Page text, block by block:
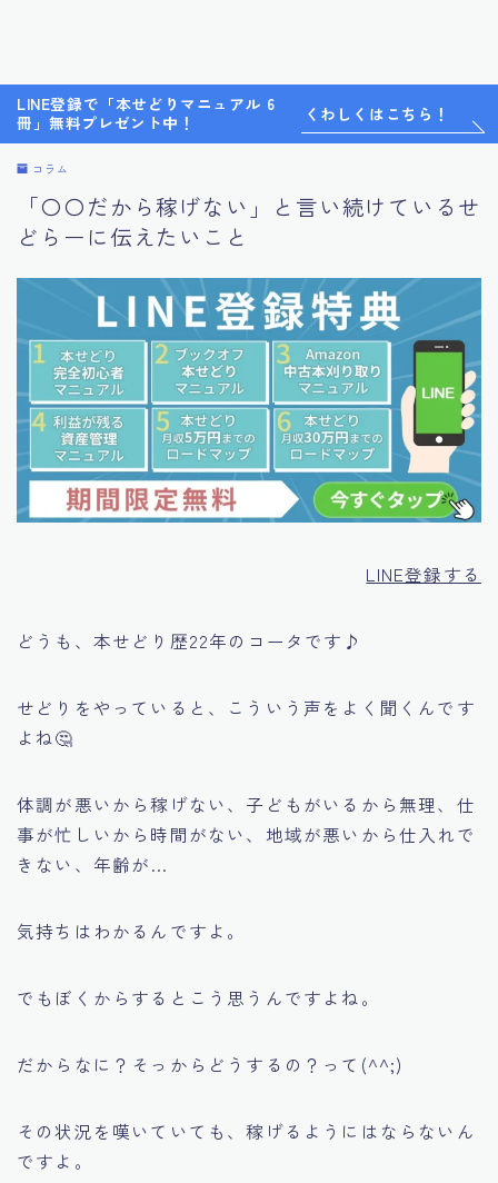
LINE登録で「本せどりマニュアル 6
冊」無料プレゼント中！
くわしくはこちら！
コラム
「〇〇だから稼げない」と言い続けているせ
どらーに伝えたいこと
LINE登録する
どうも、本せどり歴22年のコータです♪
せどりをやっていると、こういう声をよく聞くんです
よね🤔
体調が悪いから稼げない、子どもがいるから無理、仕
事が忙しいから時間がない、地域が悪いから仕入れで
きない、年齢が…
気持ちはわかるんですよ。
でもぼくからするとこう思うんですよね。
だからなに？そっからどうするの？って(^^;)
その状況を嘆いていても、稼げるようにはならないん
ですよ。